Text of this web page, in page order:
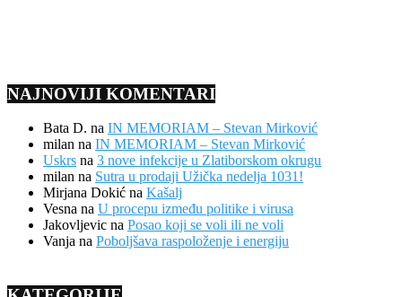
NAJNOVIJI KOMENTARI
Bata D. na IN MEMORIAM – Stevan Mirković
milan na IN MEMORIAM – Stevan Mirković
Uskrs na 3 nove infekcije u Zlatiborskom okrugu
milan na Sutra u prodaji Užička nedelja 1031!
Mirjana Dokić na Kašalj
Vesna na U procepu između politike i virusa
Jakovljevic na Posao koji se voli ili ne voli
Vanja na Poboljšava raspoloženje i energiju